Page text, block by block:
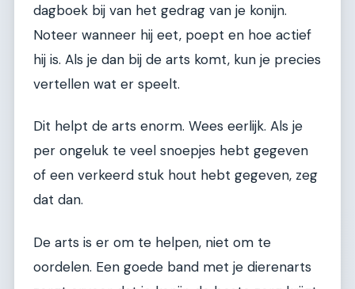
dagboek bij van het gedrag van je konijn.
Noteer wanneer hij eet, poept en hoe actief
hij is. Als je dan bij de arts komt, kun je precies
vertellen wat er speelt.
Dit helpt de arts enorm. Wees eerlijk. Als je
per ongeluk te veel snoepjes hebt gegeven
of een verkeerd stuk hout hebt gegeven, zeg
dat dan.
De arts is er om te helpen, niet om te
oordelen. Een goede band met je dierenarts